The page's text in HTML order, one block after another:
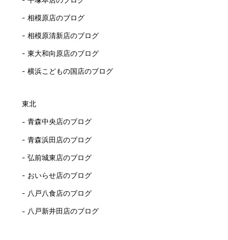
相模原店のブログ
相模原清新店のブログ
東大和向原店のブログ
横浜こどもの国店のブログ
東北
青森中央店のブログ
青森浜田店のブログ
弘前城東店のブログ
おいらせ店のブログ
八戸八食店のブログ
八戸新井田店のブログ